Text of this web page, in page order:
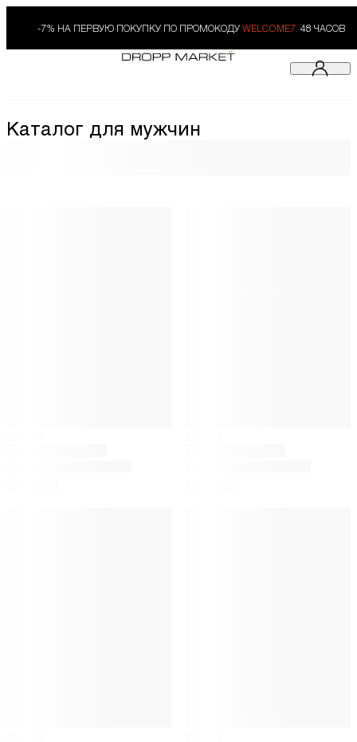
-7% НА ПЕРВУЮ ПОКУПКУ ПО ПРОМОКОДУ WELCOME7. 48 ЧАСОВ
Каталог для мужчин